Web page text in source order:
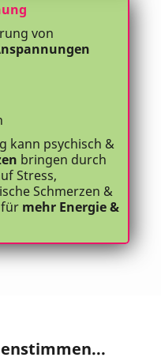
von
kann psychisch &
bringen durch
Stress,
Schmerzen &
mehr Energie &